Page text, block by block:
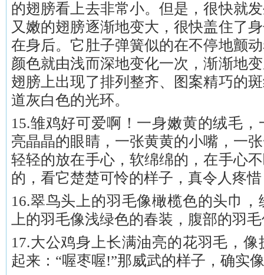
的翅膀看上去非常小。但是，很快就
又嫩的翅膀逐渐地变大，很快盖住了
在身后。它肚子弹簧似的在不停地颤
颜色就由浅而深地变化一次，渐渐地
翅膀上出现了排列整齐、图案精巧的
道灰白色的光环。
15.雏鸡好可爱啊！一身嫩黄的绒毛
亮晶晶的眼睛，一张黄黄的小嘴，一
轻轻的放在手心，软绵绵的，在手心
的，看它楚楚可怜的样子，真令人疼
16.翠鸟头上的羽毛像橄榄色的头巾
上的羽毛像浅绿色的春装，腹部的羽
17.大公鸡身上长满油亮的花羽毛，
起来：“喔枣喔!”那威武的样子，确实